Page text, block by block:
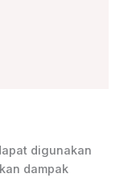
digunakan
dampak